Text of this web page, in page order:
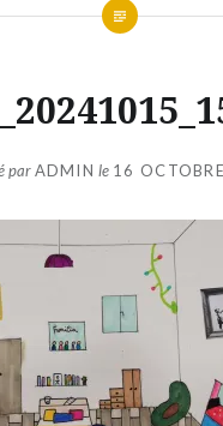
parADMIN le 16